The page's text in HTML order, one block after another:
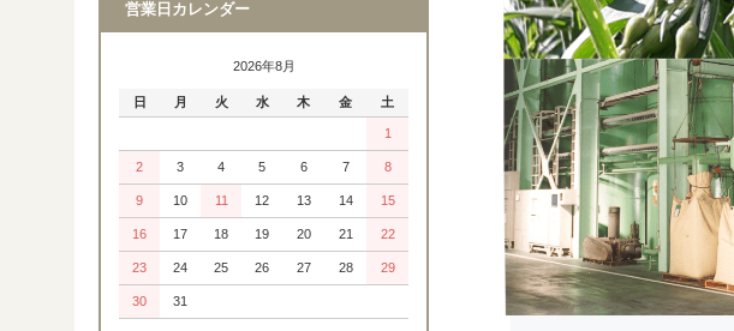
営業日カレンダー
2026年8月
日 月 火 水 木 金 土
1
2 3 4 5 6 7 8
9 10 11 12 13 14 15
16 17 18 19 20 21 22
23 24 25 26 27 28 29
30 31